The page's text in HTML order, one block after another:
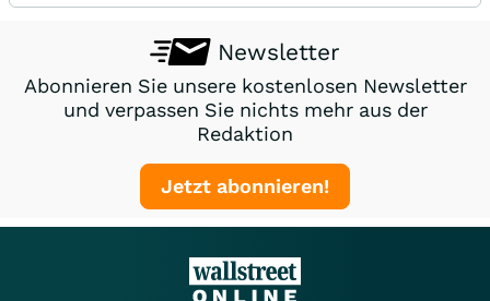
Newsletter
Abonnieren Sie unsere kostenlosen Newsletter
und verpassen Sie nichts mehr aus der
Redaktion
Jetzt abonnieren!